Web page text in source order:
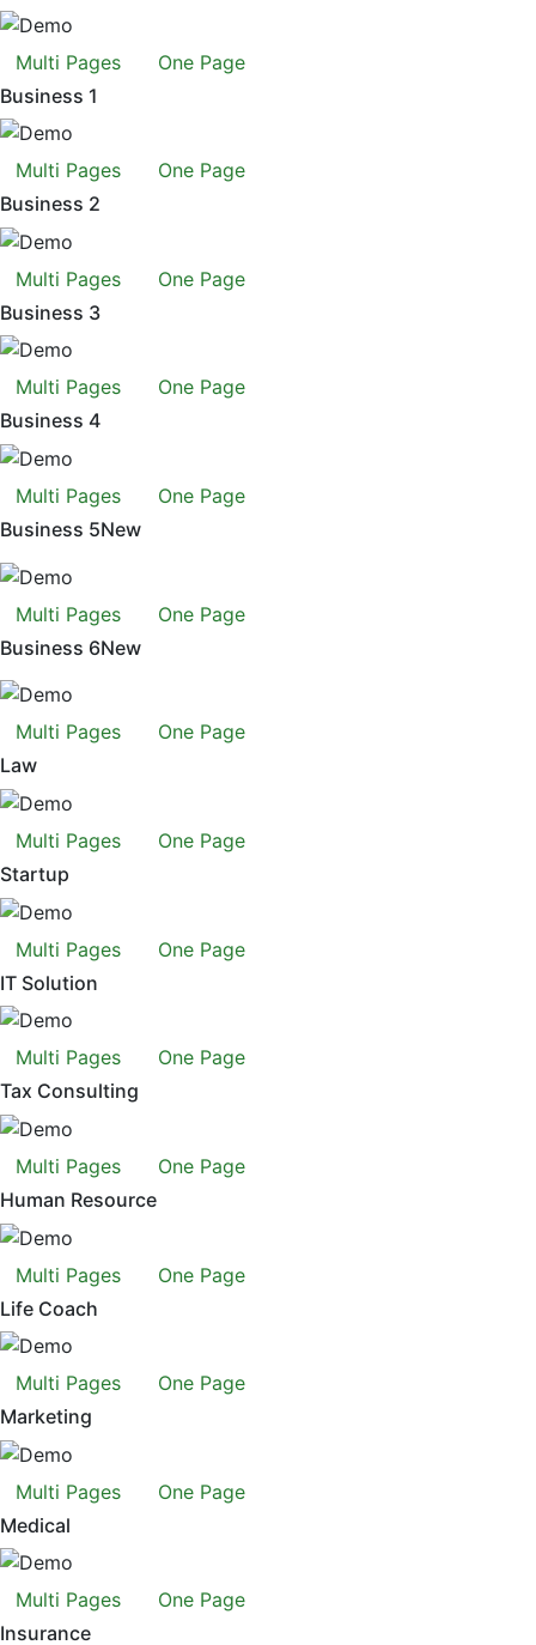
Multi Pages
One Page
Business 1
Multi Pages
One Page
Business 2
Multi Pages
One Page
Business 3
Multi Pages
One Page
Business 4
Multi Pages
One Page
Business 5New
Multi Pages
One Page
Business 6New
Multi Pages
One Page
Law
Multi Pages
One Page
Startup
Multi Pages
One Page
IT Solution
Multi Pages
One Page
Tax Consulting
Multi Pages
One Page
Human Resource
Multi Pages
One Page
Life Coach
Multi Pages
One Page
Marketing
Multi Pages
One Page
Medical
Multi Pages
One Page
Insurance